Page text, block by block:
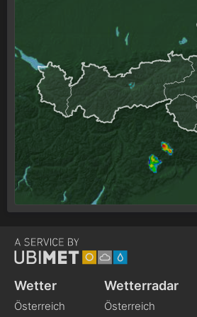
Wetter
Österreich
Wetterradar
Österreich